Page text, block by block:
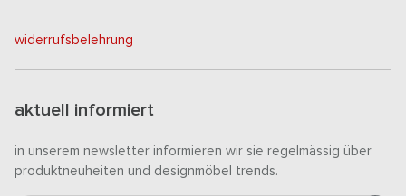
widerrufsbelehrung
aktuell informiert
in unserem newsletter informieren wir sie regelmässig über
produktneuheiten und designmöbel trends.